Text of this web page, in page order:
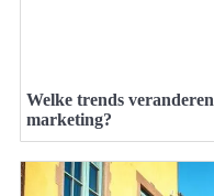
Welke trends
marketing?